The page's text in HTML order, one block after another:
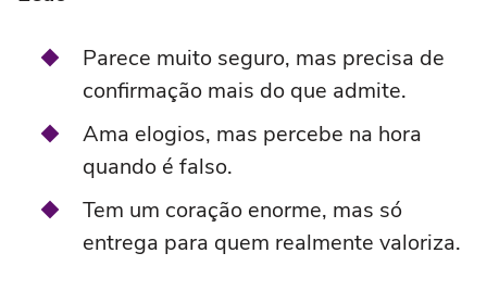
Parece muito seguro, mas precisa de
confirmação mais do que admite.
Ama elogios, mas percebe na hora
quando é falso.
Tem um coração enorme, mas só
entrega para quem realmente valoriza.